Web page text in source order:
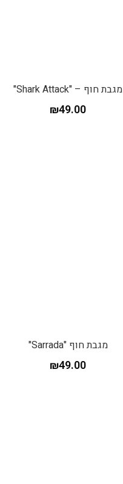
מגבת חוף – "Shark Attack"
₪49.00
מגבת חוף "Sarrada"
₪49.00